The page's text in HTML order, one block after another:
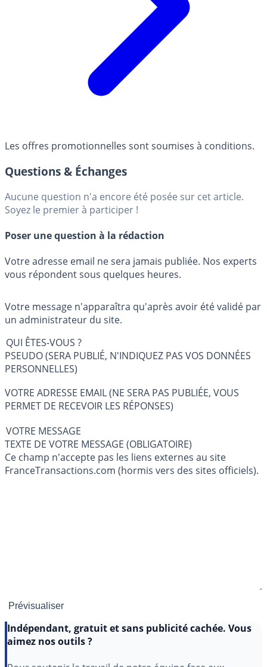
Les offres promotionnelles sont soumises à conditions.
Questions & Échanges
Aucune question n'a encore été posée sur cet article.
Soyez le premier à participer !
Poser une question à la rédaction
Votre adresse email ne sera jamais publiée. Nos experts
vous répondent sous quelques heures.
Votre message n'apparaîtra qu'après avoir été validé par
un administrateur du site.
QUI ÊTES-VOUS ?
PSEUDO (SERA PUBLIÉ, N'INDIQUEZ PAS VOS DONNÉES
PERSONNELLES)
VOTRE ADRESSE EMAIL (NE SERA PAS PUBLIÉE, VOUS
PERMET DE RECEVOIR LES RÉPONSES)
VOTRE MESSAGE
TEXTE DE VOTRE MESSAGE (OBLIGATOIRE)
Ce champ n'accepte pas les liens externes au site
FranceTransactions.com (hormis vers des sites officiels).
Indépendant, gratuit et sans publicité cachée. Vous
aimez nos outils ?